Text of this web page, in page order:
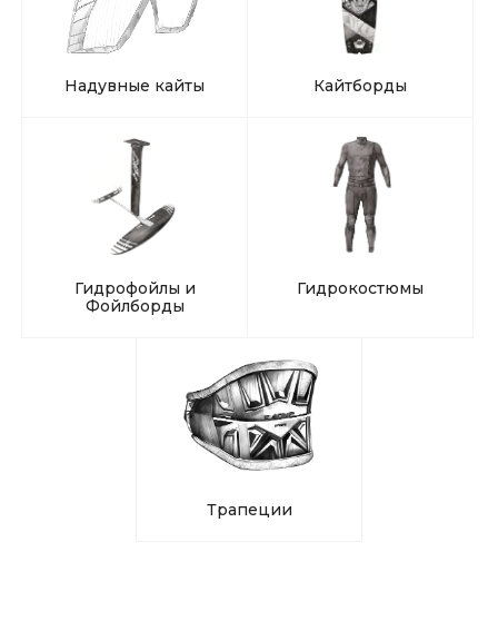
Надувные кайты Кайтборды
Гидрофойлы и
Фойлборды
Гидрокостюмы
Трапеции